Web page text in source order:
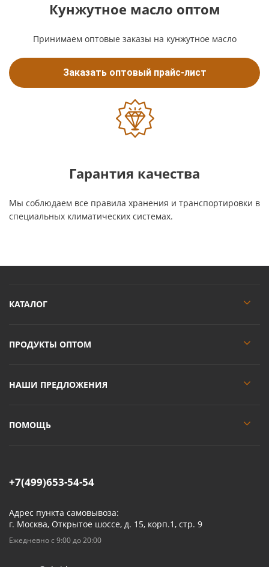
Кунжутное масло оптом
Принимаем оптовые заказы на кунжутное масло
Заказать оптовый прайс-лист
Гарантия качества
Мы соблюдаем все правила хранения и транспортировки в
специальных климатических системах.
КАТАЛОГ
ПРОДУКТЫ ОПТОМ
НАШИ ПРЕДЛОЖЕНИЯ
ПОМОЩЬ
+7(499)653-54-54
Адрес пункта самовывоза:
г. Москва, Открытое шоссе, д. 15, корп.1, стр. 9
Ежедневно с 9:00 до 20:00